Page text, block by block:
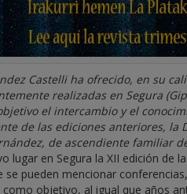
Castelli ha ofrecido, en su
realizadas en Segura
el intercambio y el
de las ediciones anteriores, la
de ascendiente familiar
lugar en Segura la XII edición de
se pueden mencionar
objetivo, al igual que años